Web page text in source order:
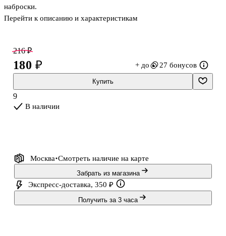
наброски.
добавляет спокойный, чуть мечтательный акцент и подойдёт
тем, кто любит стильные канцелярские мелочи. Формат А6 легко
помещается в сумку, рюкзак или карман куртки.
Перейти к описанию и характеристикам
216 ₽
180 ₽ + до 27 бонусов
Купить
9
В наличии
Москва Смотреть наличие на карте
Забрать из магазина
Экспресс-доставка, 350 ₽
Получить за 3 часа